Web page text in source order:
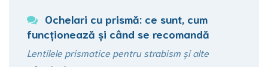
Ochelari cu prismă: ce sunt, cum
funcționează şi când se recomandă
Lentilele prismatice pentru strabism și alte